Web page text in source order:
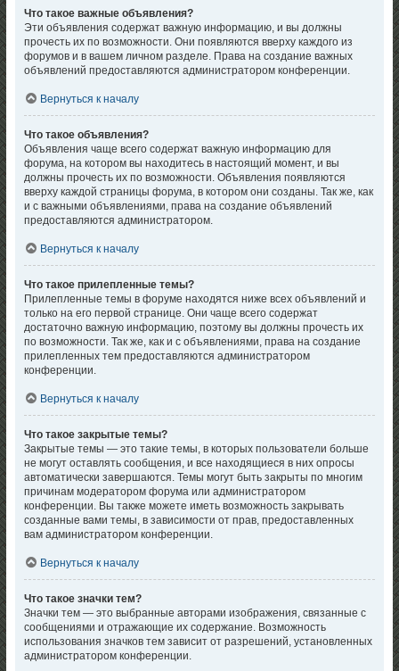
Что такое важные объявления?
Эти объявления содержат важную информацию, и вы должны
прочесть их по возможности. Они появляются вверху каждого из
форумов и в вашем личном разделе. Права на создание важных
объявлений предоставляются администратором конференции.
Вернуться к началу
Что такое объявления?
Объявления чаще всего содержат важную информацию для
форума, на котором вы находитесь в настоящий момент, и вы
должны прочесть их по возможности. Объявления появляются
вверху каждой страницы форума, в котором они созданы. Так же, как
и с важными объявлениями, права на создание объявлений
предоставляются администратором.
Вернуться к началу
Что такое прилепленные темы?
Прилепленные темы в форуме находятся ниже всех объявлений и
только на его первой странице. Они чаще всего содержат
достаточно важную информацию, поэтому вы должны прочесть их
по возможности. Так же, как и с объявлениями, права на создание
прилепленных тем предоставляются администратором
конференции.
Вернуться к началу
Что такое закрытые темы?
Закрытые темы — это такие темы, в которых пользователи больше
не могут оставлять сообщения, и все находящиеся в них опросы
автоматически завершаются. Темы могут быть закрыты по многим
причинам модератором форума или администратором
конференции. Вы также можете иметь возможность закрывать
созданные вами темы, в зависимости от прав, предоставленных
вам администратором конференции.
Вернуться к началу
Что такое значки тем?
Значки тем — это выбранные авторами изображения, связанные с
сообщениями и отражающие их содержание. Возможность
использования значков тем зависит от разрешений, установленных
администратором конференции.